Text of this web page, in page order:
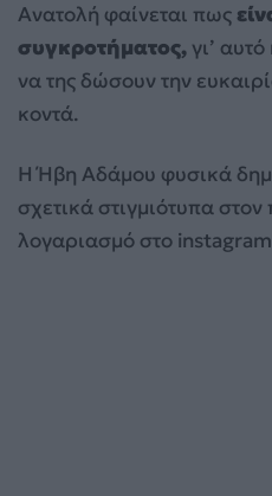
Ανατολή φαίνεται πως
συγκροτήματος, γι’
να της δώσουν την
κοντά.
Η Ήβη Αδάμου φυσικά
σχετικά στιγμιότυπα
λογαριασμό στο instagram